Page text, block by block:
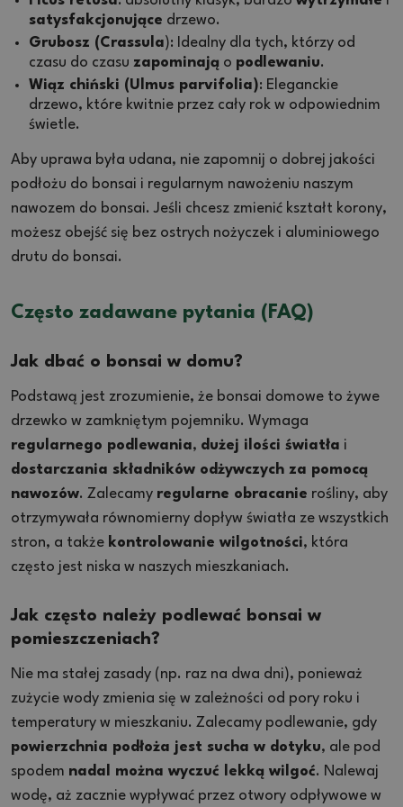
satysfakcjonujące drzewo.
Grubosz (Crassula): Idealny dla tych, którzy od
czasu do czasu zapominają o podlewaniu.
Wiąz chiński (Ulmus parvifolia): Eleganckie
drzewo, które kwitnie przez cały rok w odpowiednim
świetle.
Aby uprawa była udana, nie zapomnij o dobrej jakości
podłożu do bonsai i regularnym nawożeniu naszym
nawozem do bonsai. Jeśli chcesz zmienić kształt korony,
możesz obejść się bez ostrych nożyczek i aluminiowego
drutu do bonsai.
Często zadawane pytania (FAQ)
Jak dbać o bonsai w domu?
Podstawą jest zrozumienie, że bonsai domowe to żywe
drzewko w zamkniętym pojemniku. Wymaga
regularnego podlewania, dużej ilości światła i
dostarczania składników odżywczych za pomocą
nawozów. Zalecamy regularne obracanie rośliny, aby
otrzymywała równomierny dopływ światła ze wszystkich
stron, a także kontrolowanie wilgotności, która
często jest niska w naszych mieszkaniach.
Jak często należy podlewać bonsai w
pomieszczeniach?
Nie ma stałej zasady (np. raz na dwa dni), ponieważ
zużycie wody zmienia się w zależności od pory roku i
temperatury w mieszkaniu. Zalecamy podlewanie, gdy
powierzchnia podłoża jest sucha w dotyku, ale pod
spodem nadal można wyczuć lekką wilgoć. Nalewaj
wodę, aż zacznie wypływać przez otwory odpływowe w